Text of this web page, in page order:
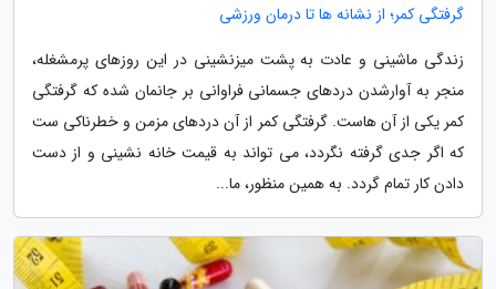
گرفتگی کمر؛ از نشانه ها تا درمان ورزشی
زندگی ماشینی و عادت به پشت میزنشینی در این روزهای پرمشغله،
منجر به آوارشدن دردهای جسمانی فراوانی بر جانمان شده که گرفتگی
کمر یکی از آن هاست. گرفتگی کمر از آن دردهای مزمن و خطرناکی ست
که اگر جدی گرفته نگردد، می تواند به قیمت خانه نشینی و از دست
دادن کار تمام گردد. به همین منظور، ما...